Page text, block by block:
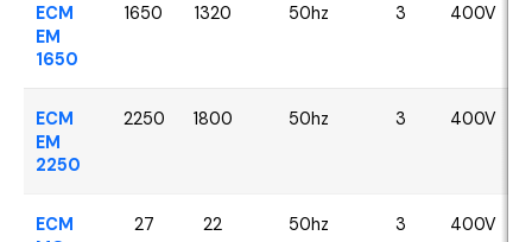
ECM
EM
1650
1650 1320 50hz 3 400V
ECM
EM
2250
2250 1800 50hz 3 400V
ECM
27 22 50hz 3 400V